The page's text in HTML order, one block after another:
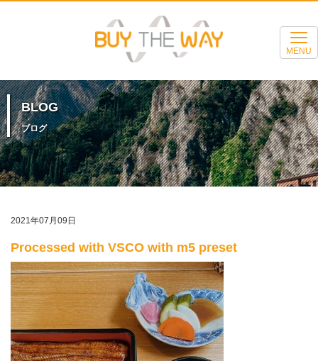
MENU
BLOG
ブログ
2021年07月09日
Processed with VSCO with m5 preset